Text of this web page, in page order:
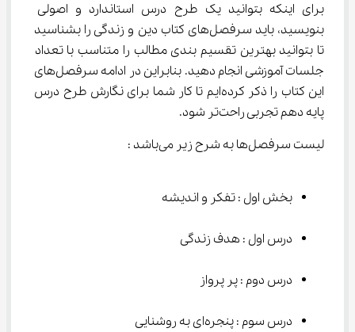
برای اینکه بتوانید یک طرح درس استاندارد و اصولی
بنویسید، باید سرفصل‌های کتاب دین و زندگی را بشناسید
تا بتوانید بهترین تقسیم بندی مطالب را متناسب با تعداد
جلسات آموزشی انجام دهید. بنابراین در ادامه سرفصل‌های
این کتاب را ذکر کرده‌ایم تا کار شما برای نگارش طرح درس
پایه دهم تجربی راحت‌تر شود.
لیست سرفصل‌ها به شرح زیر می‌باشد :
بخش اول : تفکر و اندیشه
درس اول : هدف زندگی
درس دوم : پر پرواز
درس سوم : پنجره‌ای به روشنایی